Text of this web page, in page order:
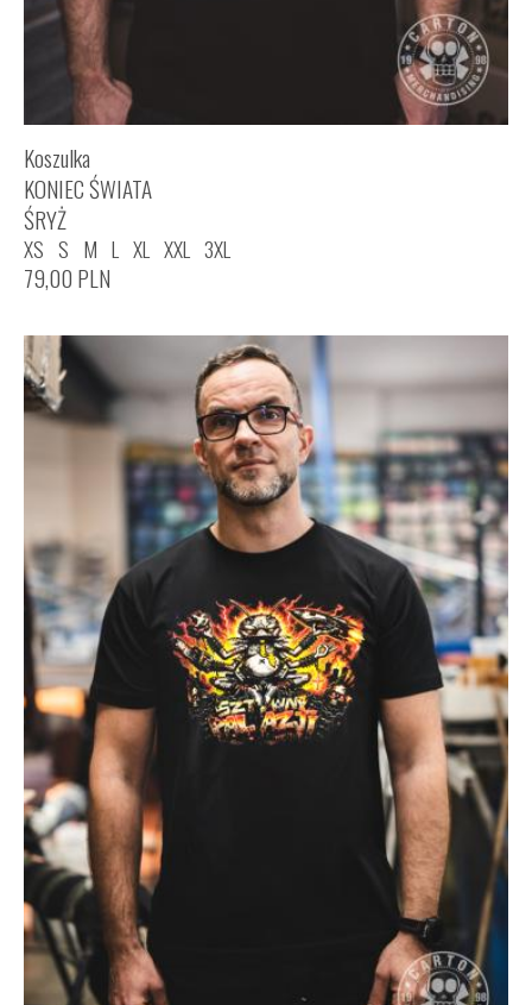
Koszulka
KONIEC ŚWIATA
ŚRYŻ
XS S M L XL XXL 3XL
79,00 PLN